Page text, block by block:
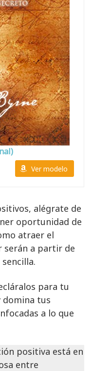
Ver modelo
alégrate de
oportunidad de
atraer el
serán a partir de
para tu
domina tus
a lo que
positiva está en
entre